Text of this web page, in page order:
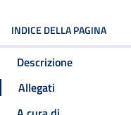
INDICE DELLA PAGINA
Descrizione
Allegati